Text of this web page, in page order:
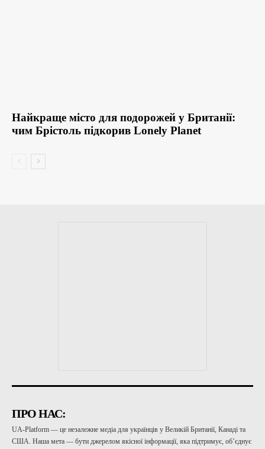
Найкраще місто для подорожей у Британії:
чим Брістоль підкорив Lonely Planet
ПРО НАС:
UA-Platform — це незалежне медіа для українців у Великій Британії, Канаді та
США. Наша мета — бути джерелом якісної інформації, яка підтримує, об’єднує